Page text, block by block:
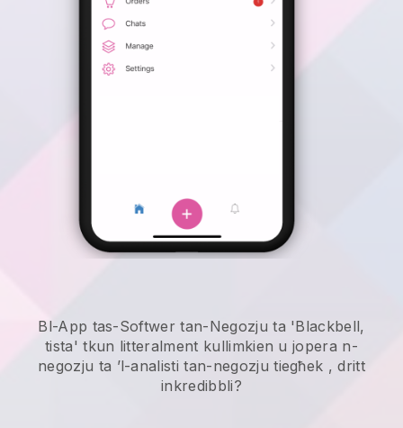
Bl-App tas-Softwer tan-Negozju ta 'Blackbell,
tista' tkun litteralment kullimkien ujopera n-
negozju ta ’l-analisti tan-negozju tiegħek , dritt
inkredibbli?